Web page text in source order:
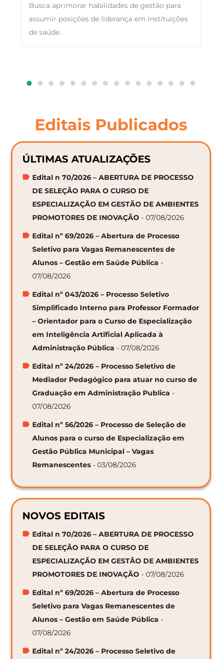
Busca aprimorar habilidades de gestão para
assumir posições de liderança em instituições
de saúde.
Editais Publicados
ÚLTIMAS ATUALIZAÇÕES
Edital n 70/2026 – ABERTURA DE PROCESSO
DE SELEÇÃO PARA O CURSO DE
ESPECIALIZAÇÃO EM GESTÃO DE AMBIENTES
PROMOTORES DE INOVAÇÃO - 07/08/2026
Edital nº 69/2026 – Abertura de Processo
Seletivo para Vagas Remanescentes de
Alunos – Gestão em Saúde Pública -
07/08/2026
Edital nº 043/2026 – Processo Seletivo
Simplificado Interno para Professor Formador
– Orientador para o Curso de Especialização
em Inteligência Artificial Aplicada à
Administração Pública - 07/08/2026
Edital nº 24/2026 – Processo Seletivo de
Mediador Pedagógico para atuar no curso de
Graduação em Administração Publica -
07/08/2026
Edital nº 56/2026 – Processo de Seleção de
Alunos para o curso de Especialização em
Gestão Pública Municipal – Vagas
Remanescentes - 03/08/2026
NOVOS EDITAIS
Edital n 70/2026 – ABERTURA DE PROCESSO
DE SELEÇÃO PARA O CURSO DE
ESPECIALIZAÇÃO EM GESTÃO DE AMBIENTES
PROMOTORES DE INOVAÇÃO - 07/08/2026
Edital nº 69/2026 – Abertura de Processo
Seletivo para Vagas Remanescentes de
Alunos – Gestão em Saúde Pública -
07/08/2026
Edital nº 24/2026 – Processo Seletivo de